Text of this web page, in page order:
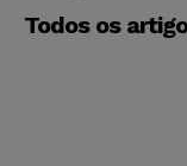
Todos os